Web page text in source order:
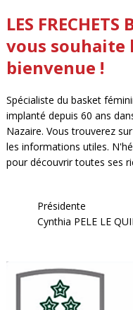
LES FRECHETS
vous souhaite
bienvenue !
Spécialiste du basket
implanté depuis 60 ans
Nazaire. Vous trouverez
les informations utiles.
pour découvrir toutes ses
Présidente
Cynthia PELE LE